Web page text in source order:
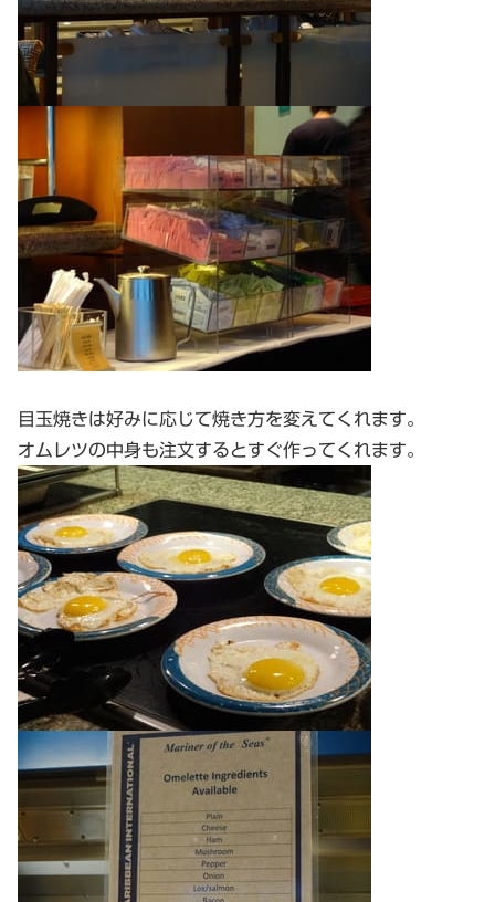
目玉焼きは好みに応じて焼き方を変えてくれます。
オムレツの中身も注文するとすぐ作ってくれます。